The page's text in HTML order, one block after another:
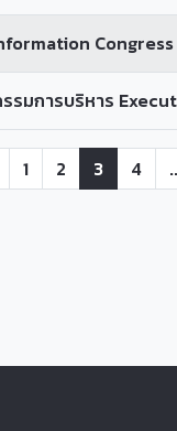
รมการบริหาร
1 2 3 4